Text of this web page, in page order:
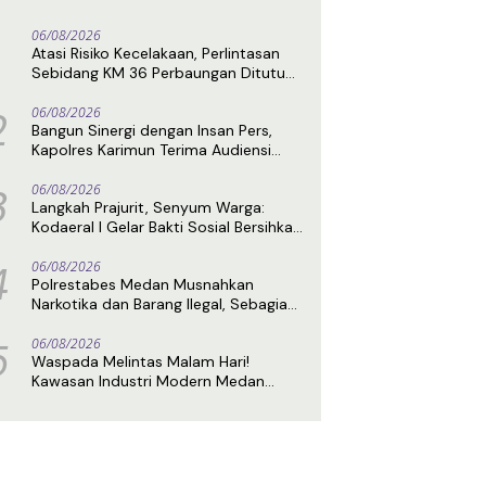
06/08/2026
Atasi Risiko Kecelakaan, Perlintasan
Sebidang KM 36 Perbaungan Ditutup
06/08/2026
Bangun Sinergi dengan Insan Pers,
Kapolres Karimun Terima Audiensi
06/08/2026
Langkah Prajurit, Senyum Warga:
Kodaeral I Gelar Bakti Sosial Bersihkan
06/08/2026
Polrestabes Medan Musnahkan
Narkotika dan Barang Ilegal, Sebagian
06/08/2026
Waspada Melintas Malam Hari!
Kawasan Industri Modern Medan